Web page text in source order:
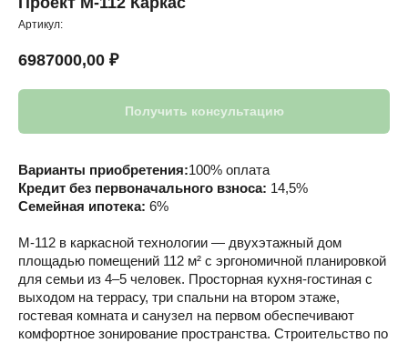
Артикул:
6987000,00 ₽
Получить консультацию
Варианты приобретения:100% оплата
Кредит без первоначального взноса: 14,5%
Семейная ипотека: 6%
М-112 в каркасной технологии — двухэтажный дом
площадью помещений 112 м² с эргономичной планировкой
для семьи из 4–5 человек. Просторная кухня-гостиная с
выходом на террасу, три спальни на втором этаже,
гостевая комната и санузел на первом обеспечивают
комфортное зонирование пространства. Строительство по